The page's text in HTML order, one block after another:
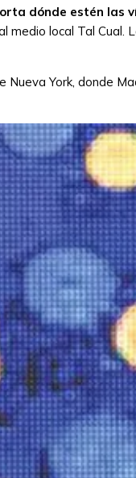
dónde estén las
medio local Tal Cual.
York, donde